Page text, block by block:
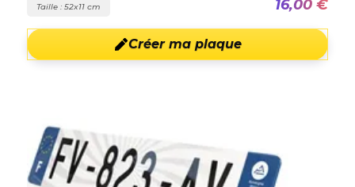
Taille : 52x11 cm 16,00 €
Créer ma plaque